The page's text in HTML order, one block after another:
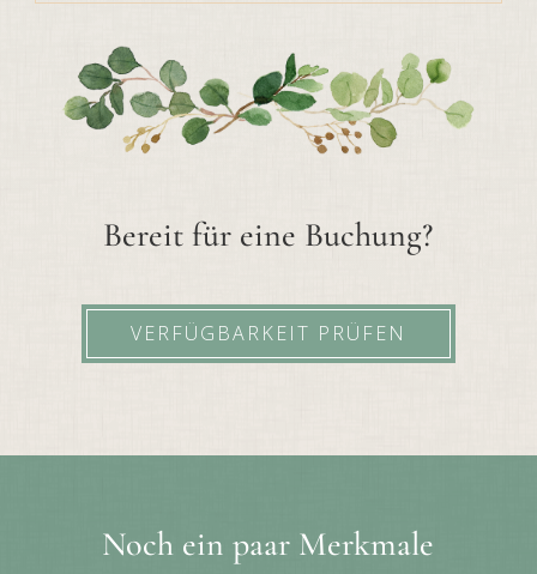
Bereit für eine Buchung?
VERFÜGBARKEIT PRÜFEN
Noch ein paar Merkmale